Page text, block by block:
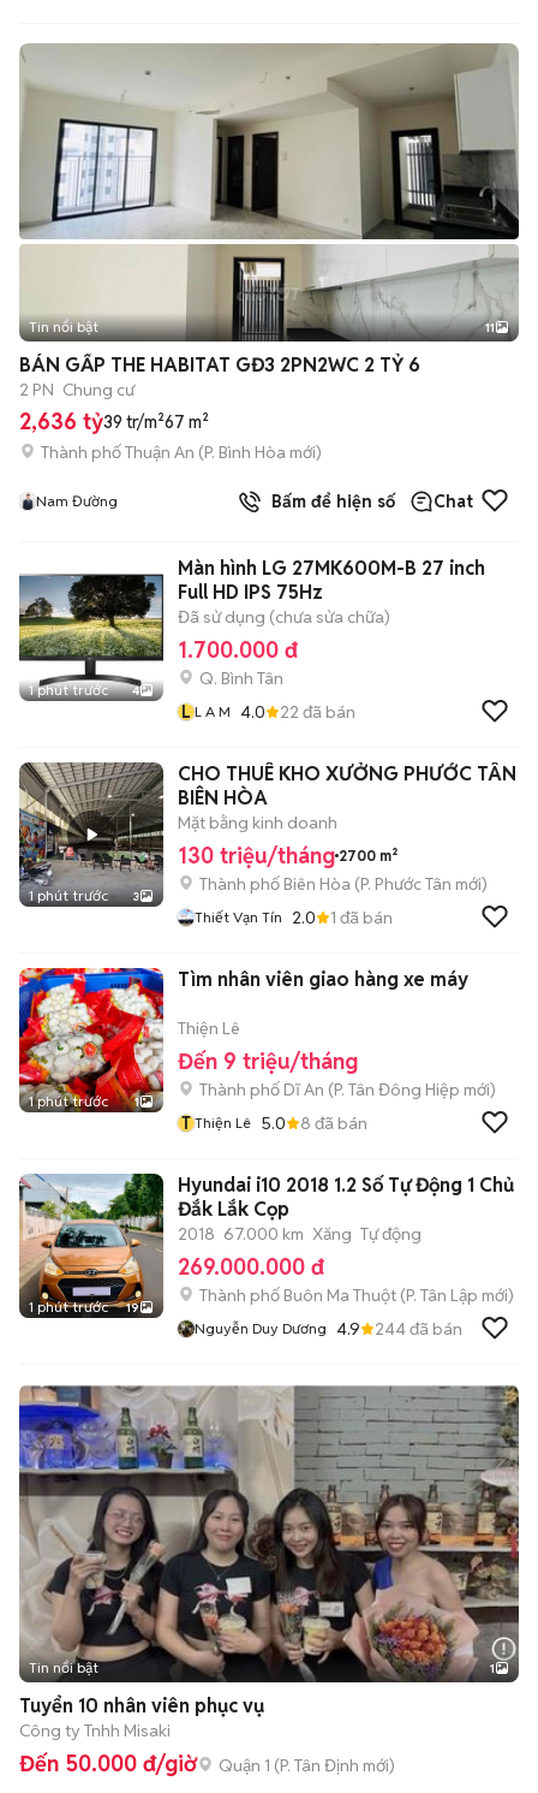
+2
Tin nổi bật 11
BÁN GẤP THE HABITAT GĐ3 2PN2WC 2 TỶ 6
2 PN Chung cư
2,636 tỷ39 tr/m²67 m²
Thành phố Thuận An (P. Bình Hòa mới)
Nam Đường Bấm để hiện số Chat
1 phút trước 4
Màn hình LG 27MK600M-B 27 inch
Full HD IPS 75Hz
Đã sử dụng (chưa sửa chữa)
1.700.000 đ
Q. Bình Tân
L
L A M 4.0 22 đã bán
1 phút trước 3
CHO THUÊ KHO XƯỞNG PHƯỚC TÂN
BIÊN HÒA
Mặt bằng kinh doanh
130 triệu/tháng 2700 m²
Thành phố Biên Hòa (P. Phước Tân mới)
Thiết Vạn Tín 2.0 1 đã bán
1 phút trước 1
Tìm nhân viên giao hàng xe máy
Thiện Lê
Đến 9 triệu/tháng
Thành phố Dĩ An (P. Tân Đông Hiệp mới)
T Thiện Lê 5.0 8 đã bán
1 phút trước 19
Hyundai i10 2018 1.2 Số Tự Động 1 Chủ
Đắk Lắk Cọp
2018 67.000 km Xăng Tự động
269.000.000 đ
Thành phố Buôn Ma Thuột (P. Tân Lập mới)
Nguyễn Duy Dương 4.9 244đã bán
Tin nổi bật 1
Tuyển 10 nhân viên phục vụ
Công ty Tnhh Misaki
Đến 50.000 đ/giờ Quận 1 (P. Tân Định mới)